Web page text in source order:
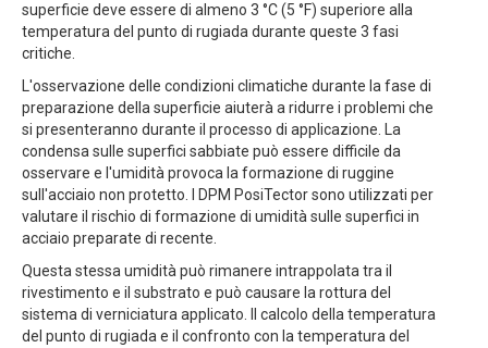
superficie deve essere di almeno 3 °C (5 °F) superiore alla
temperatura del punto di rugiada durante queste 3 fasi
critiche.
L'osservazione delle condizioni climatiche durante la fase di
preparazione della superficie aiuterà a ridurre i problemi che
si presenteranno durante il processo di applicazione. La
condensa sulle superfici sabbiate può essere difficile da
osservare e l'umidità provoca la formazione di ruggine
sull'acciaio non protetto. I DPM PosiTector sono utilizzati per
valutare il rischio di formazione di umidità sulle superfici in
acciaio preparate di recente.
Questa stessa umidità può rimanere intrappolata tra il
rivestimento e il substrato e può causare la rottura del
sistema di verniciatura applicato. Il calcolo della temperatura
del punto di rugiada e il confronto con la temperatura del